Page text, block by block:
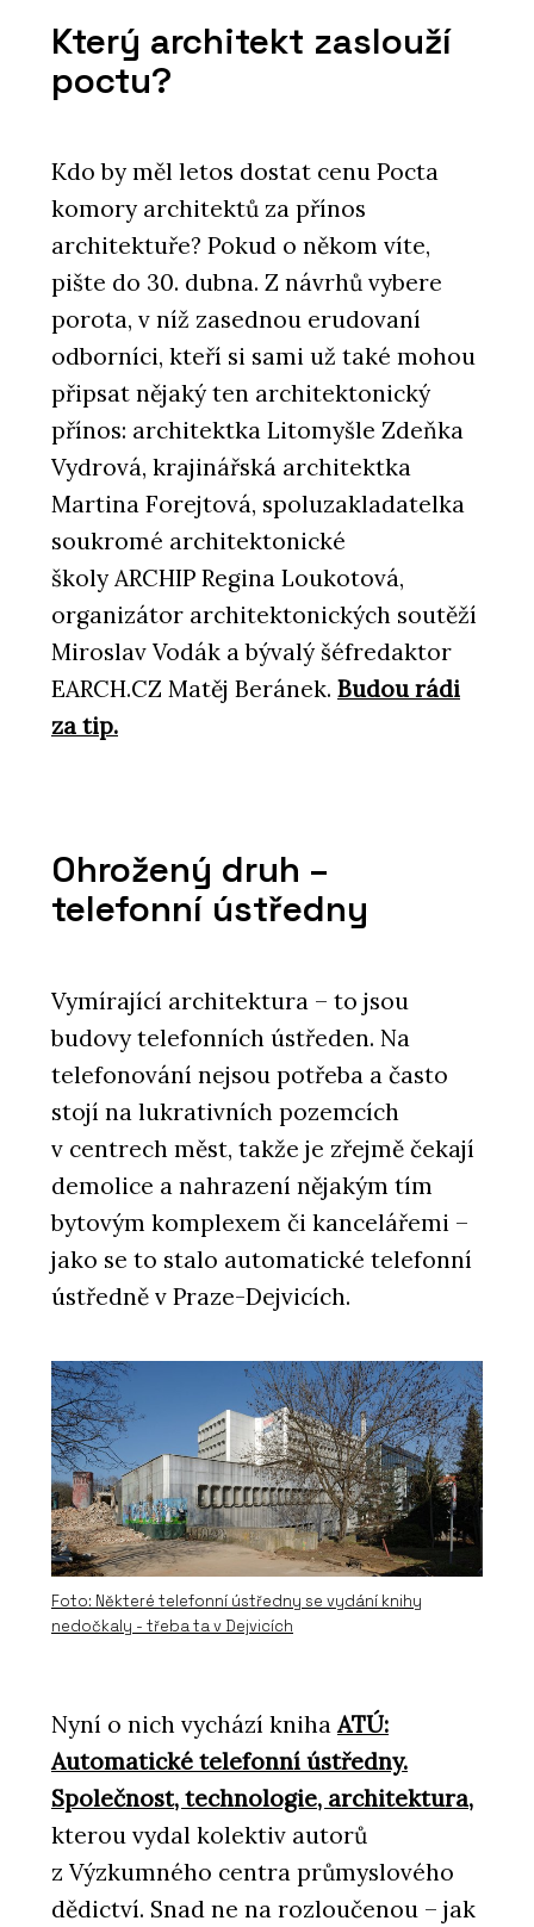
AGC Glass Europe
Konfigurátor skla - AGC Glass Europe
PRODUKTY
Dekorativní skla - AGC Glass Europe
Který architekt zaslouží
poctu?
Kdo by měl letos dostat cenu Pocta
komory architektů za přínos
architektuře? Pokud o někom víte,
pište do 30. dubna. Z návrhů vybere
porota, v níž zasednou erudovaní
odborníci, kteří si sami už také mohou
připsat nějaký ten architektonický
přínos: architektka Litomyšle Zdeňka
Vydrová, krajinářská architektka
Martina Forejtová, spoluzakladatelka
soukromé architektonické
školy ARCHIP Regina Loukotová,
organizátor architektonických soutěží
Miroslav Vodák a bývalý šéfredaktor
EARCH.CZ Matěj Beránek. Budou rádi
za tip.
Ohrožený druh –
telefonní ústředny
Vymírající architektura – to jsou
budovy telefonních ústředen. Na
telefonování nejsou potřeba a často
stojí na lukrativních pozemcích
v centrech měst, takže je zřejmě čekají
demolice a nahrazení nějakým tím
bytovým komplexem či kancelářemi –
jako se to stalo automatické telefonní
ústředně v Praze-Dejvicích.
Foto: Některé telefonní ústředny se vydání knihy
nedočkaly - třeba ta v Dejvicích
Nyní o nich vychází knihaATÚ:
Automatické telefonní ústředny.
Společnost, technologie, architektura,
kterou vydal kolektiv autorů
z Výzkumného centra průmyslového
dědictví. Snad ne na rozloučenou – jak